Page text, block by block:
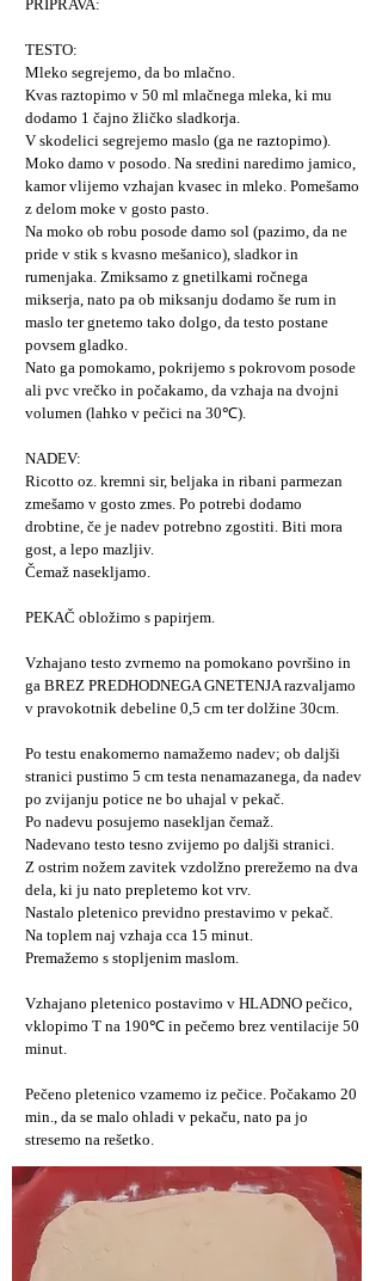
PRIPRAVA:
TESTO:
Mleko segrejemo, da bo mlačno.
Kvas raztopimo v 50 ml mlačnega mleka, ki mu
dodamo 1 čajno žličko sladkorja.
V skodelici segrejemo maslo (ga ne raztopimo).
Moko damo v posodo. Na sredini naredimo jamico,
kamor vlijemo vzhajan kvasec in mleko. Pomešamo
z delom moke v gosto pasto.
Na moko ob robu posode damo sol (pazimo, da ne
pride v stik s kvasno mešanico), sladkor in
rumenjaka. Zmiksamo z gnetilkami ročnega
mikserja, nato pa ob miksanju dodamo še rum in
maslo ter gnetemo tako dolgo, da testo postane
povsem gladko.
Nato ga pomokamo, pokrijemo s pokrovom posode
ali pvc vrečko in počakamo, da vzhaja na dvojni
volumen (lahko v pečici na 30℃).
NADEV:
Ricotto oz. kremni sir, beljaka in ribani parmezan
zmešamo v gosto zmes. Po potrebi dodamo
drobtine, če je nadev potrebno zgostiti. Biti mora
gost, a lepo mazljiv.
Čemaž nasekljamo.
PEKAČ obložimo s papirjem.
Vzhajano testo zvrnemo na pomokano površino in
ga BREZ PREDHODNEGA GNETENJA razvaljamo
v pravokotnik debeline 0,5 cm ter dolžine 30cm.
Po testu enakomerno namažemo nadev; ob daljši
stranici pustimo 5 cm testa nenamazanega, da nadev
po zvijanju potice ne bo uhajal v pekač.
Po nadevu posujemo nasekljan čemaž.
Nadevano testo tesno zvijemo po daljši stranici.
Z ostrim nožem zavitek vzdolžno prerežemo na dva
dela, ki ju nato prepletemo kot vrv.
Nastalo pletenico previdno prestavimo v pekač.
Na toplem naj vzhaja cca 15 minut.
Premažemo s stopljenim maslom.
Vzhajano pletenico postavimo v HLADNO pečico,
vklopimo T na 190℃ in pečemo brez ventilacije 50
minut.
Pečeno pletenico vzamemo iz pečice. Počakamo 20
min., da se malo ohladi v pekaču, nato pa jo
stresemo na rešetko.